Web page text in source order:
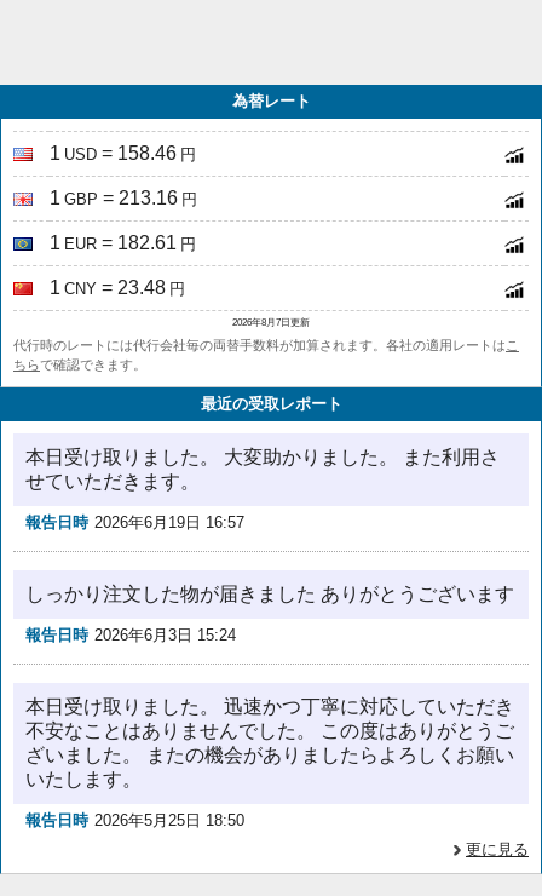
為替レート
1 USD = 158.46 円
1 GBP = 213.16 円
1 EUR = 182.61 円
1 CNY = 23.48 円
2026年8月7日更新
代行時のレートには代行会社毎の両替手数料が加算されます。各社の適用レートは こ
ちらで確認できます。
最近の受取レポート
本日受け取りました。 大変助かりました。 また利用さ
せていただきます。
報告日時 2026年6月19日 16:57
しっかり注文した物が届きました ありがとうございます
報告日時 2026年6月3日 15:24
本日受け取りました。 迅速かつ丁寧に対応していただき
不安なことはありませんでした。 この度はありがとうご
ざいました。 またの機会がありましたらよろしくお願い
いたします。
報告日時 2026年5月25日 18:50
更に見る